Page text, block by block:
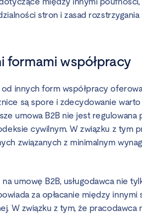
stron i zasad rozstrzygania
formami współpracy
od innych form współpracy
są spore i zdecydowanie
umowa B2B nie jest regulowana
cywilnym. W związku z tym
związanych z minimalnym
umowę B2B, usługodawca nie
za opłacanie między innymi
W związku z tym, że pracodawca